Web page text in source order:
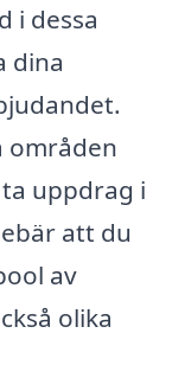
i dessa
dina
områden
uppdrag i
att du
av
olika